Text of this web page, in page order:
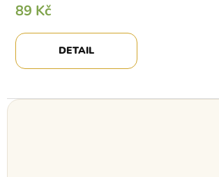
89 Kč
DETAIL